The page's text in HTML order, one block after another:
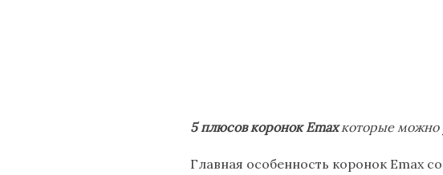
5 плюсов коронок Emaxкоторые можно
Главная особенность коронок Emax